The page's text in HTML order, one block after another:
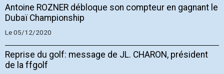
Antoine ROZNER débloque son compteur en gagnant le
Dubaï Championship
Le 05/12/2020
Reprise du golf: message de JL. CHARON, président
de la ffgolf